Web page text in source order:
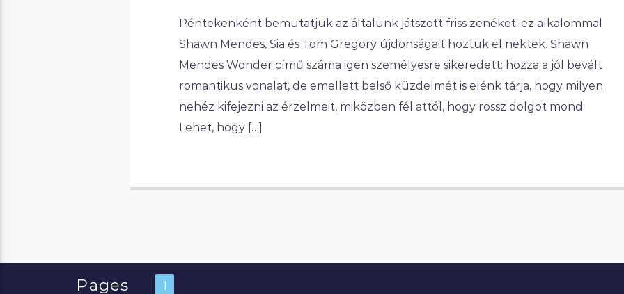
Péntekenként bemutatjuk az általunk játszott friss zenéket: ez alkalommal
Shawn Mendes, Sia és Tom Gregory újdonságait hoztuk el nektek. Shawn
Mendes Wonder című száma igen személyesre sikeredett: hozza a jól bevált
romantikus vonalat, de emellett belső küzdelmét is elénk tárja, hogy milyen
nehéz kifejezni az érzelmeit, miközben fél attól, hogy rossz dolgot mond.
Lehet, hogy […]
Pages 1